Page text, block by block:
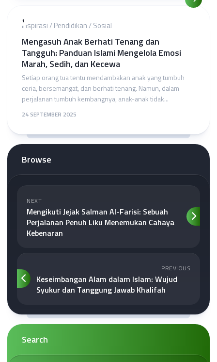
1Inspirasi/Pendidikan/Sosial
Mengasuh Anak Berhati Tenang dan
Tangguh: Panduan Islami Mengelola Emosi
Marah, Sedih, dan Kecewa
Setiap orang tua tentu mendambakan anak yang tumbuh
ceria, bersemangat, dan berhati tenang. Namun, dalam
perjalanan tumbuh kembangnya, anak-anak tidak...
24 SEPTEMBER 2025
Browse
NEXT
Mengikuti Jejak Salman Al-Farisi: Sebuah
Perjalanan Penuh Liku Menemukan Cahaya
Kebenaran
PREVIOUS
Keseimbangan Alam dalam Islam: Wujud
Syukur dan Tanggung Jawab Khalifah
Search